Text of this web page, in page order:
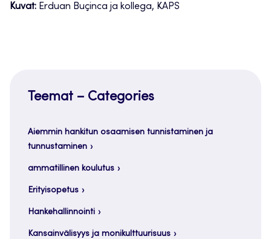
Kuvat: Erduan Buçinca ja kollega, KAPS
Teemat – Categories
Aiemmin hankitun osaamisen tunnistaminen ja
tunnustaminen
ammatillinen koulutus
Erityisopetus
Hankehallinnointi
Kansainvälisyys ja monikulttuurisuus